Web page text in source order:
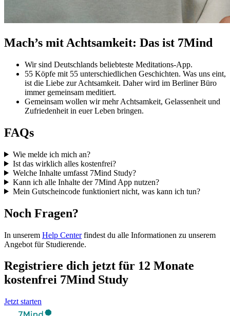
Mach’s mit Achtsamkeit: Das ist 7Mind
Wir sind Deutschlands beliebteste Meditations-App.
55 Köpfe mit 55 unterschiedlichen Geschichten. Was uns eint,
ist die Liebe zur Achtsamkeit. Daher wird im Berliner Büro
immer gemeinsam meditiert.
Gemeinsam wollen wir mehr Achtsamkeit, Gelassenheit und
Zufriedenheit in euer Leben bringen.
FAQs
Wie melde ich mich an?
Ist das wirklich alles kostenfrei?
Welche Inhalte umfasst 7Mind Study?
Kann ich alle Inhalte der 7Mind App nutzen?
Mein Gutscheincode funktioniert nicht, was kann ich tun?
Noch Fragen?
In unserem Help Centerfindest du alle Informationen zu unserem
Angebot für Studierende.
Registriere dich jetzt für 12 Monate
kostenfrei 7Mind Study
Jetzt starten